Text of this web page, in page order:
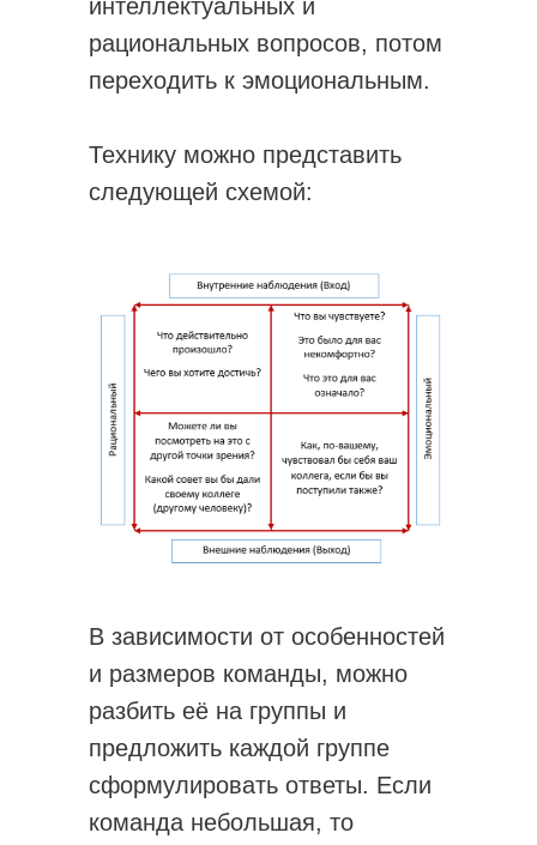
интеллектуальных и
рациональных вопросов, потом
переходить к эмоциональным.
Технику можно представить
следующей схемой:
В зависимости от особенностей
и размеров команды, можно
разбить её на группы и
предложить каждой группе
сформулировать ответы. Если
команда небольшая, то